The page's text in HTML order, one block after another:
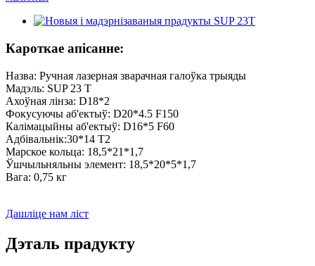
Кароткае апісанне:
Назва: Ручная лазерная зварачная галоўка трыяды
Мадэль: SUP 23 T
Ахоўная лінза: D18*2
Фокусуючы аб'ектыў: D20*4.5 F150
Калімацыйны аб'ектыў: D16*5 F60
Адбівальнік:30*14 T2
Марское кольца: 18,5*21*1,7
Ўшчыльняльны элемент: 18,5*20*5*1,7
Вага: 0,75 кг
Дашліце нам ліст
Дэталь прадукту